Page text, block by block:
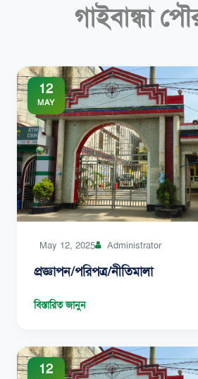
গাইবান্ধা
12
MAY
May 12, 2025 Administrator
প্রজ্ঞাপন/পরিপত্র/নীতিমালা
বিস্তারিত জানুন
12